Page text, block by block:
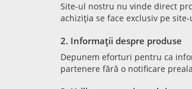
Site-ul nostru nu vinde direct
achiziția se face exclusiv pe
2. Informații despre produse
Depunem eforturi pentru ca
partenere fără o notificare